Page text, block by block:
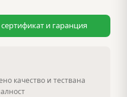
и гаранция
качество и тествана